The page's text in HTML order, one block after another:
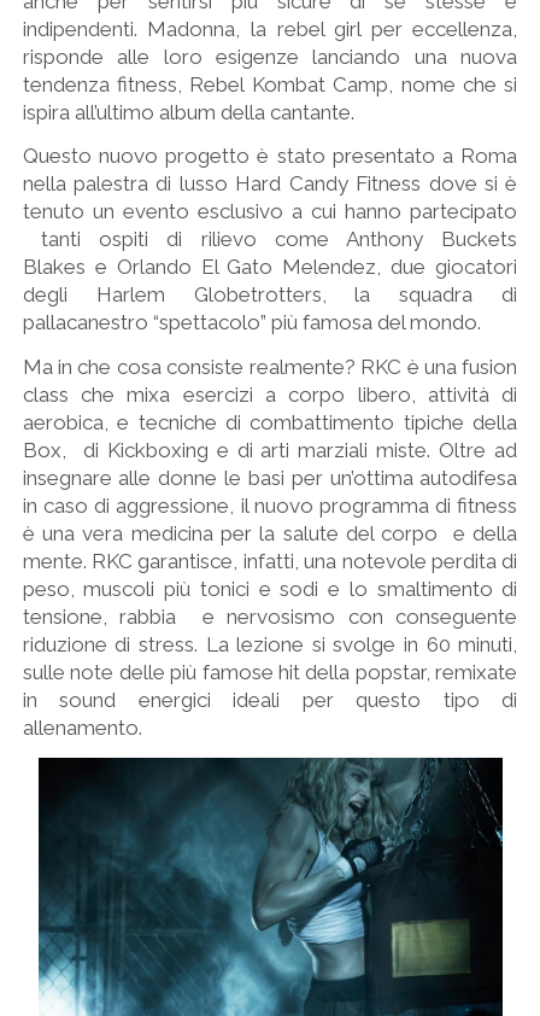
indipendenti. Madonna, la rebel girl per eccellenza,
risponde alle loro esigenze lanciando una nuova
tendenza fitness, Rebel Kombat Camp, nome che si
ispira all’ultimo album della cantante.
Questo nuovo progetto è stato presentato a Roma
nella palestra di lusso Hard Candy Fitness dove si è
tenuto un evento esclusivo a cui hanno partecipato
tanti ospiti di rilievo come Anthony Buckets
Blakes e Orlando El Gato Melendez, due giocatori
degli Harlem Globetrotters, la squadra di
pallacanestro “spettacolo” più famosa del mondo.
Ma in che cosa consiste realmente? RKC è una fusion
class che mixa esercizi a corpo libero, attività di
aerobica, e tecniche di combattimento tipiche della
Box, di Kickboxing e di arti marziali miste. Oltre ad
insegnare alle donne le basi per un’ottima autodifesa
in caso di aggressione, il nuovo programma di fitness
è una vera medicina per la salute del corpo e della
mente. RKC garantisce, infatti, una notevole perdita di
peso, muscoli più tonici e sodi e lo smaltimento di
tensione, rabbia e nervosismo con conseguente
riduzione di stress. La lezione si svolge in 60 minuti,
sulle note delle più famose hit della popstar, remixate
in sound energici ideali per questo tipo di
allenamento.